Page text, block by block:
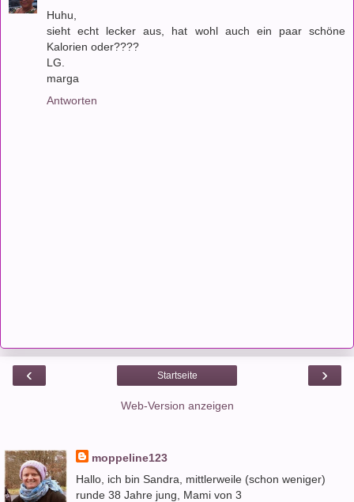
Huhu,
sieht echt lecker aus, hat wohl auch ein paar schöne
Kalorien oder????
LG.
marga
Antworten
‹ ›
Startseite
Web-Version anzeigen
moppeline123
Hallo, ich bin Sandra, mittlerweile (schon weniger)
runde 38 Jahre jung, Mami von 3